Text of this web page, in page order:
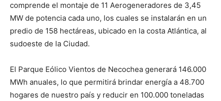
comprende el montaje de 11 Aerogeneradores de 3,45
MW de potencia cada uno, los cuales se instalarán en un
predio de 158 hectáreas, ubicado en la costa Atlántica, al
sudoeste de la Ciudad.
El Parque Eólico Vientos de Necochea generará 146.000
MWh anuales, lo que permitirá brindar energía a 48.700
hogares de nuestro país y reducir en 100.000 toneladas